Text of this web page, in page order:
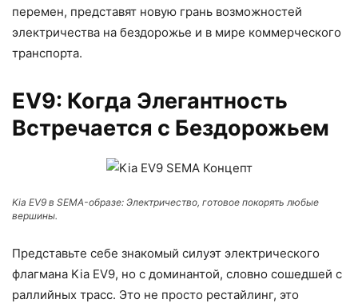
перемен, представят новую грань возможностей
электричества на бездорожье и в мире коммерческого
транспорта.
EV9: Когда Элегантность
Встречается с Бездорожьем
Kia EV9 в SEMA-образе: Электричество, готовое покорять любые
вершины.
Представьте себе знакомый силуэт электрического
флагмана Kia EV9, но с доминантой, словно сошедшей с
раллийных трасс. Это не просто рестайлинг, это